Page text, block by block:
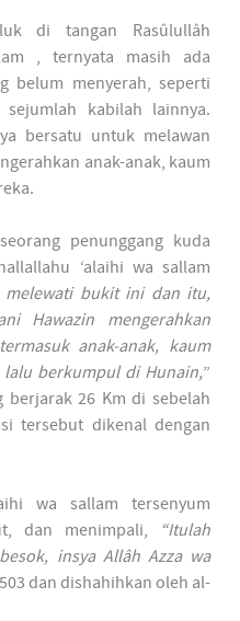
di tangan Rasûlullâh
, ternyata masih ada
belum menyerah, seperti
kabilah lainnya.
bersatu untuk melawan
anak-anak, kaum
penunggang kuda
‘alaihi wa sallam
melewati bukit ini dan itu,
Hawazin mengerahkan
anak-anak, kaum
berkumpul di Hunain,”
berjarak 26 Km di sebelah
tersebut dikenal dengan
wa sallam tersenyum
dan menimpali,
“Itulah
insya Allâh Azza wa
dan dishahihkan oleh al-